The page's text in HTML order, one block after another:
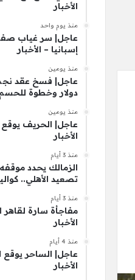
الأخبار
منذ يوم واحد
عاجل| سر غياب
إسبانيا – الأخبار
منذ يومين
عاجل| فسخ عقد نجم
دولار وخطوة للحسم
منذ يومين
الأخبار
منذ 3 أيام
الزمالك يحدد
تصعيد الأهلي..
منذ 3 أيام
مفاجأة سارة لقاهر
الأخبار
منذ 4 أيام
الأخبار